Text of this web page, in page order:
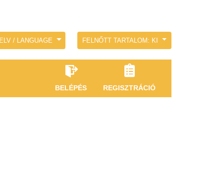
/ LANGUAGE FELNŐTT TARTALOM: KI
BELÉPÉS REGISZTRÁCIÓ